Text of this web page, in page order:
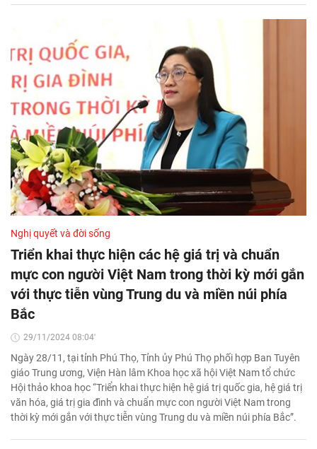
Nghị quyết và đời sống
Triển khai thực hiện các hệ giá trị và chuẩn
mực con người Việt Nam trong thời kỳ mới gắn
với thực tiễn vùng Trung du và miền núi phía
Bắc
29/11/2024 08:04'
Ngày 28/11, tại tỉnh Phú Thọ, Tỉnh ủy Phú Thọ phối hợp Ban Tuyên
giáo Trung ương, Viện Hàn lâm Khoa học xã hội Việt Nam tổ chức
Hội thảo khoa học “Triển khai thực hiện hệ giá trị quốc gia, hệ giá trị
văn hóa, giá trị gia đình và chuẩn mực con người Việt Nam trong
thời kỳ mới gắn với thực tiễn vùng Trung du và miền núi phía Bắc”.